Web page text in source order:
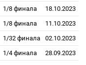
1/8 финала
18.10.2023
1/8 финала
11.10.2023
1/32 финала
02.10.2023
1/4 финала 28.09.2023